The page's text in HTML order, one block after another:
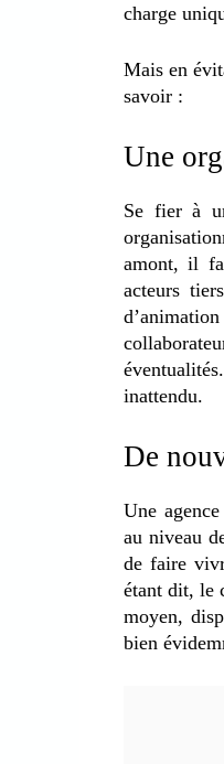
charge
Mais en
savoir :
Une
Se fier à
amont, il
acteurs
inattendu.
De
Une
au niveau
de faire
étant dit, le
moyen,
bien